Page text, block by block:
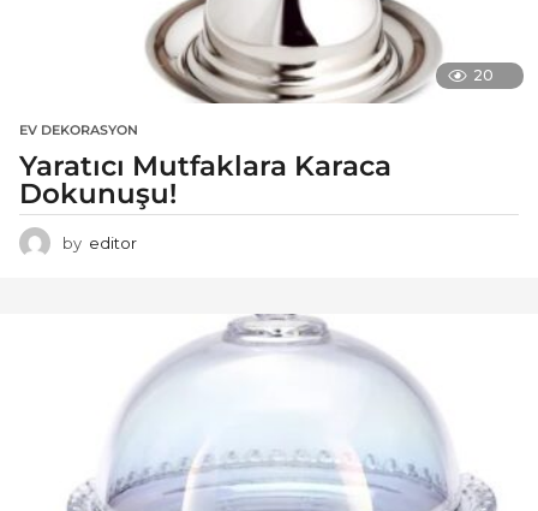
20
EV DEKORASYON
Yaratıcı Mutfaklara Karaca
Dokunuşu!
by editor